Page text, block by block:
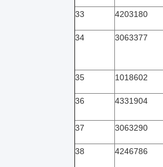
33 4203180
34 3063377
35 1018602
36 4331904
37 3063290
38 4246786